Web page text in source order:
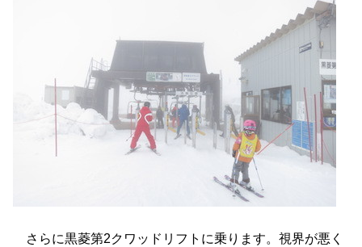
さらに黒菱第2クワッドリフトに乗ります。視界が悪く